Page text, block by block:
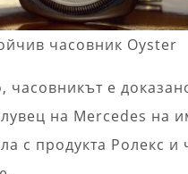
часовник Oyster
часовникът е
на Mercedes на
с продукта Ролекс